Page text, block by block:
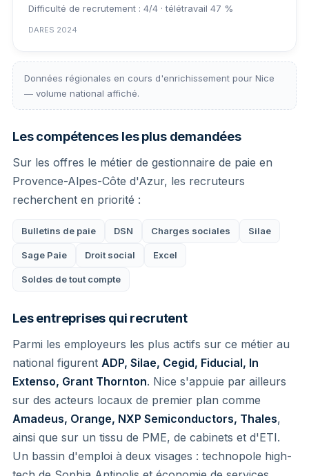
Difficulté de recrutement : 4/4 · télétravail 47 %
DARES 2024
Données régionales en cours d'enrichissement pour Nice
— volume national affiché.
Les compétences les plus demandées
Sur les offres le métier de gestionnaire de paie en
Provence-Alpes-Côte d'Azur, les recruteurs
recherchent en priorité :
Bulletins de paie DSN Charges sociales Silae
Sage Paie Droit social Excel
Soldes de tout compte
Les entreprises qui recrutent
Parmi les employeurs les plus actifs sur ce métier au
national figurent ADP, Silae, Cegid, Fiducial, In
Extenso, Grant Thornton. Nice s'appuie par ailleurs
sur des acteurs locaux de premier plan comme
Amadeus, Orange, NXP Semiconductors, Thales,
ainsi que sur un tissu de PME, de cabinets et d'ETI.
Un bassin d'emploi à deux visages : technopole high-